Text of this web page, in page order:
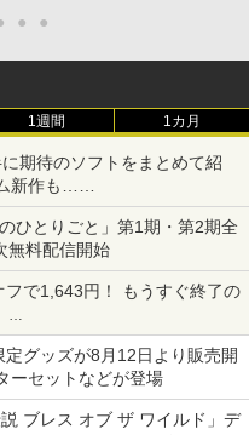
● ●
1週間 1カ月
期待のソフトをまとめて紹
新作も……
ひとりごと」第1期・第2期全
無料配信開始
フで1,643円！ もうすぐ終了の
絶景版」が67%オフで990円
定グッズが8月12日より販売開
ーセットなどが登場
ブレス オブ ザ ワイルド」デ